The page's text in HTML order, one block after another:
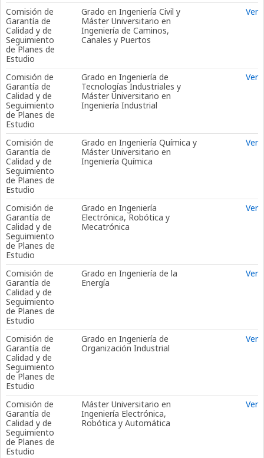
Comisión de
Garantía de
Calidad y de
Seguimiento
de Planes de
Estudio
Grado en Ingeniería Civil y
Máster Universitario en
Ingeniería de Caminos,
Canales y Puertos
Ver
Comisión de
Garantía de
Calidad y de
Seguimiento
de Planes de
Estudio
Grado en Ingeniería de
Tecnologías Industriales y
Máster Universitario en
Ingeniería Industrial
Ver
Comisión de
Garantía de
Calidad y de
Seguimiento
de Planes de
Estudio
Grado en Ingeniería Química y
Máster Universitario en
Ingeniería Química
Ver
Comisión de
Garantía de
Calidad y de
Seguimiento
de Planes de
Estudio
Grado en Ingeniería
Electrónica, Robótica y
Mecatrónica
Ver
Comisión de
Garantía de
Calidad y de
Seguimiento
de Planes de
Estudio
Grado en Ingeniería de la
Energía
Ver
Comisión de
Garantía de
Calidad y de
Seguimiento
de Planes de
Estudio
Grado en Ingeniería de
Organización Industrial
Ver
Comisión de
Garantía de
Calidad y de
Seguimiento
de Planes de
Estudio
Máster Universitario en
Ingeniería Electrónica,
Robótica y Automática
Ver